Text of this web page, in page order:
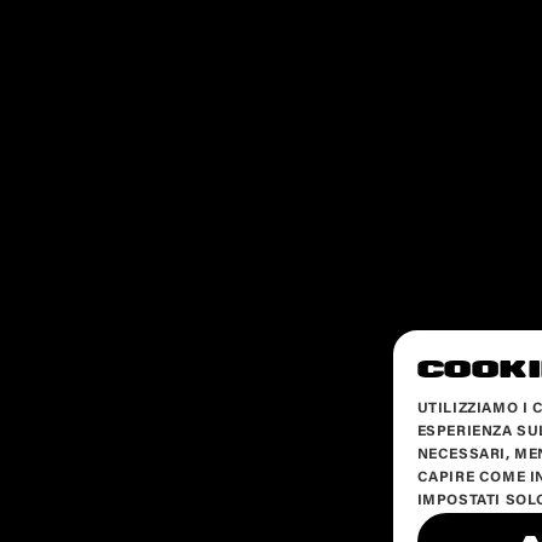
UTILIZZIAMO I
ESPERIENZA
NECESSARI,
CAPIRE COME
IMPOSTATI